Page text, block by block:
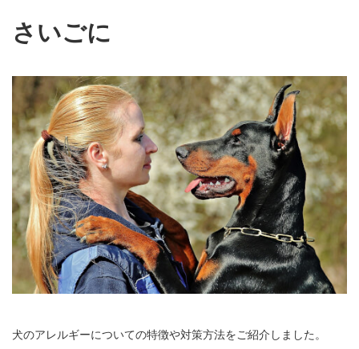
さいごに
犬のアレルギーについての特徴や対策方法をご紹介しました。